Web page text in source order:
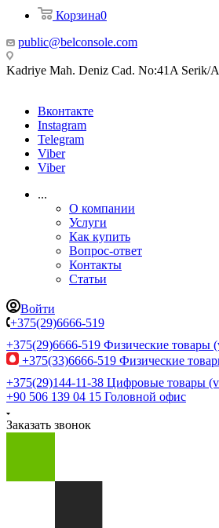
Корзина0
public@belconsole.com
Kadriye Mah. Deniz Cad. No:41A Serik/
Вконтакте
Instagram
Telegram
Viber
Viber
...
О компании
Услуги
Как купить
Вопрос-ответ
Контакты
Статьи
Войти
+375(29)6666-519
+375(29)6666-519 Физические товары
+375(33)6666-519 Физические
+375(29)144-11-38 Цифровые товары
+90 506 139 04 15 Головной офис
Заказать звонок